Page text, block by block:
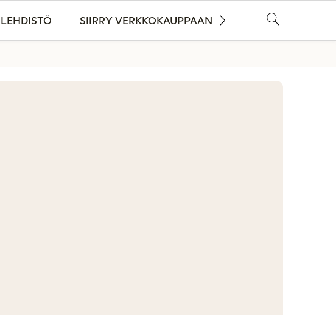
LEHDISTÖ SIIRRY VERKKOKAUPPAAN